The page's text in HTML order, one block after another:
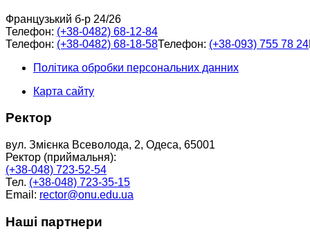
Французький б-р 24/26
Телефон: (+38-0482) 68-12-84
Телефон: (+38-0482) 68-18-58Телефон: (+38-093) 755 78 24
Політика обробки персональних данних
Карта сайту
Ректор
вул. Змієнка Всеволода, 2, Одеса, 65001
Ректор (приймальня):
(+38-048) 723-52-54
Тел. (+38-048) 723-35-15
Email: rector@onu.edu.ua
Наші партнери